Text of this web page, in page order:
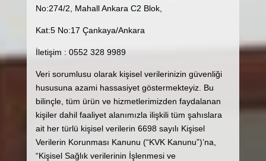
No:274/2, Mahall Ankara C2 Blok,
Kat:5 No:17 Çankaya/Ankara
İletişim : 0552 328 9989
Veri sorumlusu olarak kişisel verilerinizin güvenliği
hususuna azami hassasiyet göstermekteyiz. Bu
bilinçle, tüm ürün ve hizmetlerimizden faydalanan
kişiler dahil faaliyet alanımızla ilişkili tüm şahıslara
ait her türlü kişisel verilerin 6698 sayılı Kişisel
Verilerin Korunması Kanunu (“KVK Kanunu”)’na,
“Kişisel Sağlık verilerinin İşlenmesi ve